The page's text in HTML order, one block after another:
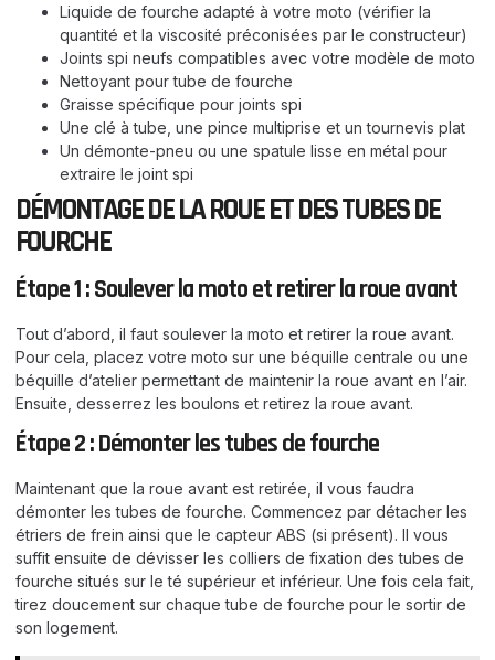
Liquide de fourche adapté à votre moto (vérifier la
quantité et la viscosité préconisées par le constructeur)
Joints spi neufs compatibles avec votre modèle de moto
Nettoyant pour tube de fourche
Graisse spécifique pour joints spi
Une clé à tube, une pince multiprise et un tournevis plat
Un démonte-pneu ou une spatule lisse en métal pour
extraire le joint spi
DÉMONTAGE DE LA ROUE ET DES TUBES DE
FOURCHE
Étape 1 : Soulever la moto et retirer la roue avant
Tout d’abord, il faut soulever la moto et retirer la roue avant.
Pour cela, placez votre moto sur une béquille centrale ou une
béquille d’atelier permettant de maintenir la roue avant en l’air.
Ensuite, desserrez les boulons et retirez la roue avant.
Étape 2 : Démonter les tubes de fourche
Maintenant que la roue avant est retirée, il vous faudra
démonter les tubes de fourche. Commencez par détacher les
étriers de frein ainsi que le capteur ABS (si présent). Il vous
suffit ensuite de dévisser les colliers de fixation des tubes de
fourche situés sur le té supérieur et inférieur. Une fois cela fait,
tirez doucement sur chaque tube de fourche pour le sortir de
son logement.